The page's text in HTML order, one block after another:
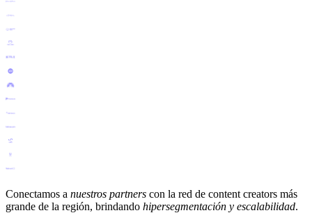
Conectamos a nuestros partners con la red de content creators más
grande de la región, brindando hipersegmentación y escalabilidad.